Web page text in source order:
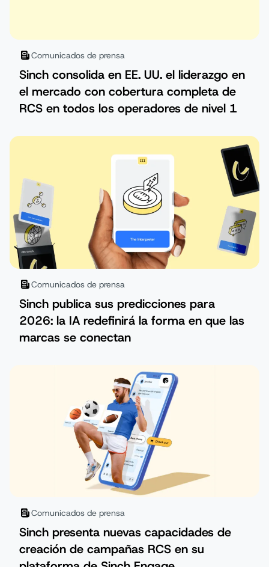
Comunicados de prensa
Sinch consolida en EE. UU. el liderazgo en
el mercado con cobertura completa de
RCS en todos los operadores de nivel 1
Comunicados de prensa
Sinch publica sus predicciones para
2026: la IA redefinirá la forma en que las
marcas se conectan
Comunicados de prensa
Sinch presenta nuevas capacidades de
creación de campañas RCS en su